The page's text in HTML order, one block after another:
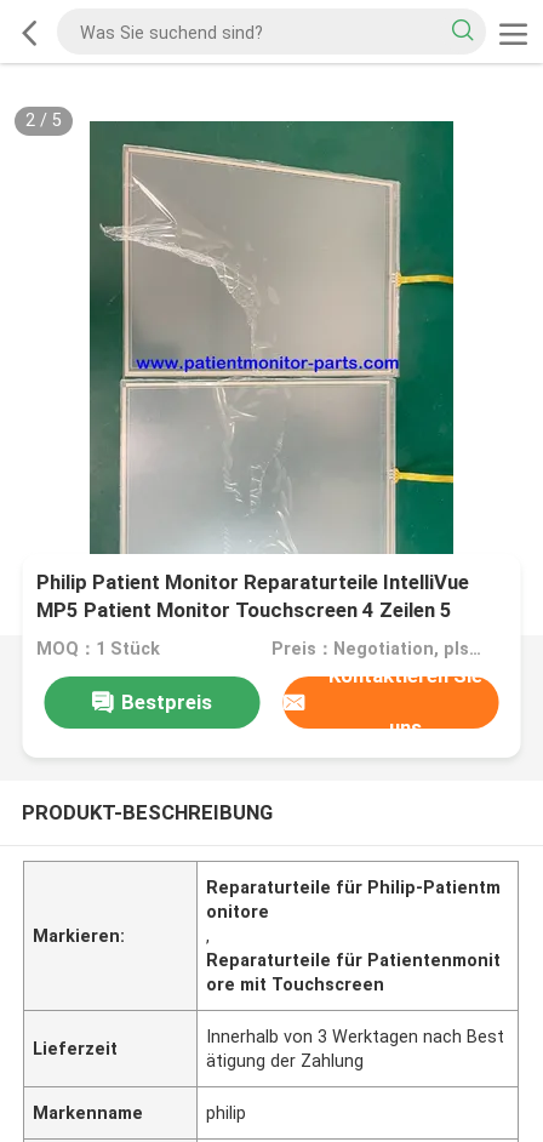
2/ 5
Philip Patient Monitor Reparaturteile IntelliVue
MP5 Patient Monitor Touchscreen 4 Zeilen 5
Zeilen
MOQ：1 Stück Preis：Negotiation, pls contact me
Bestpreis
Kontaktieren Sie
uns
PRODUKT-BESCHREIBUNG
Markieren:
Reparaturteile für Philip-Patientm
onitore
,
Reparaturteile für Patientenmonit
ore mit Touchscreen
Lieferzeit
Innerhalb von 3 Werktagen nach Best
ätigung der Zahlung
Markenname philip